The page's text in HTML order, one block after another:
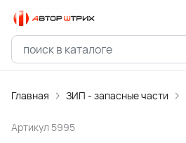
Главная ЗИП - запасные части
Артикул 5995